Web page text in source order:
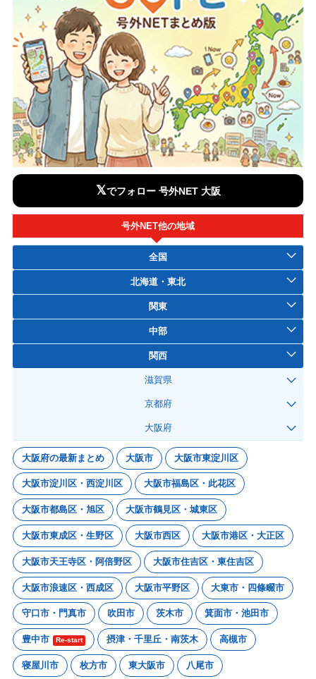
𝕏でフォロー 号外NET 大阪
号外NET他の地域
全国
北海道・東北
関東
中部
関西
滋賀県
京都府
大阪府
大阪府の最新まとめ 大阪市 大阪市東淀川区
大阪市淀川区・西淀川区 大阪市福島区・此花区
大阪市都島区・旭区 大阪市鶴見区・城東区
大阪市東成区・生野区 大阪市西区 大阪市港区・大正区
大阪市天王寺区・阿倍野区 大阪市住吉区・東住吉区
大阪市浪速区・西成区 大阪市平野区 大東市・四條畷市
守口市・門真市 吹田市 茨木市 箕面市・池田市
豊中市 Re-start 摂津・千里丘・南茨木 高槻市
寝屋川市 枚方市 東大阪市 八尾市